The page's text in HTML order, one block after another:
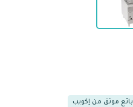
بائع موثق من إكويب